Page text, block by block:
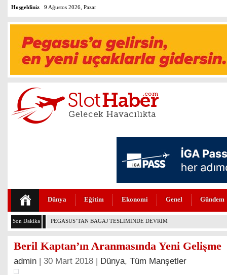
Hoşgeldiniz 9 Ağustos 2026, Pazar
Dünya Eğitim Ekonomi Genel Gündem
Son Dakika MURAT ÜLKER’DEN THY’NİN DÖNÜŞÜM HİKAYESİNE ÖVGÜ
Beril Kaptan’ın Aranmasında Yeni Gelişme
admin | 30 Mart 2018 | Dünya, Tüm Manşetler